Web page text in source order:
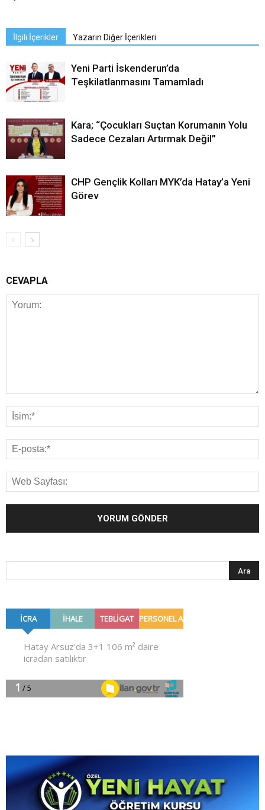
İlgili İçerikler Yazarın Diğer İçerikleri
Yeni Parti İskenderun’da
Teşkilatlanmasını Tamamladı
Kara; “Çocukları Suçtan Korumanın Yolu
Sadece Cezaları Artırmak Değil”
CHP Gençlik Kolları MYK’da Hatay’a Yeni
Görev
CEVAPLA